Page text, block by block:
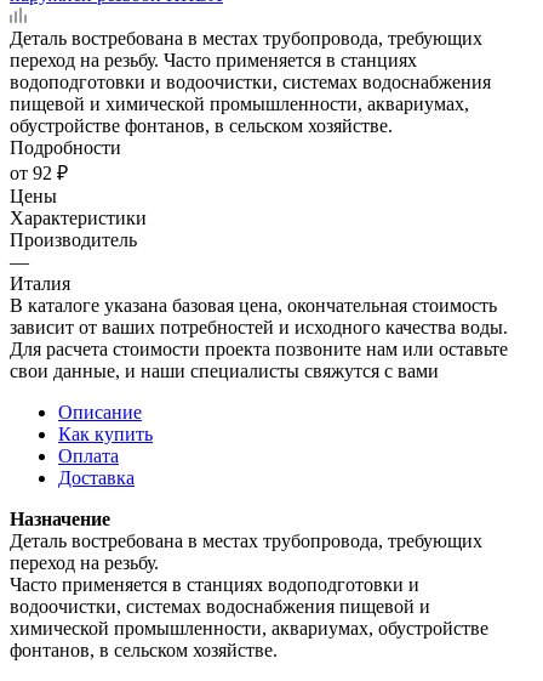
Деталь востребована в местах трубопровода, требующих
переход на резьбу. Часто применяется в станциях
водоподготовки и водоочистки, системах водоснабжения
пищевой и химической промышленности, аквариумах,
обустройстве фонтанов, в сельском хозяйстве.
Подробности
от 92 ₽
Цены
Характеристики
Производитель
—
Италия
В каталоге указана базовая цена, окончательная стоимость
зависит от ваших потребностей и исходного качества воды.
Для расчета стоимости проекта позвоните нам или оставьте
свои данные, и наши специалисты свяжутся с вами
Описание
Как купить
Оплата
Доставка
Назначение
Деталь востребована в местах трубопровода, требующих
переход на резьбу.
Часто применяется в станциях водоподготовки и
водоочистки, системах водоснабжения пищевой и
химической промышленности, аквариумах, обустройстве
фонтанов, в сельском хозяйстве.